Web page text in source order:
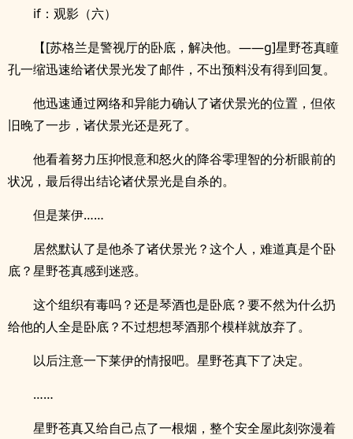
if：观影（六）
【[苏格兰是警视厅的卧底，解决他。——g]星野苍真瞳
孔一缩迅速给诸伏景光发了邮件，不出预料没有得到回复。
他迅速通过网络和异能力确认了诸伏景光的位置，但依
旧晚了一步，诸伏景光还是死了。
他看着努力压抑恨意和怒火的降谷零理智的分析眼前的
状况，最后得出结论诸伏景光是自杀的。
但是莱伊……
居然默认了是他杀了诸伏景光？这个人，难道真是个卧
底？星野苍真感到迷惑。
这个组织有毒吗？还是琴酒也是卧底？要不然为什么扔
给他的人全是卧底？不过想想琴酒那个模样就放弃了。
以后注意一下莱伊的情报吧。星野苍真下了决定。
……
星野苍真又给自己点了一根烟，整个安全屋此刻弥漫着